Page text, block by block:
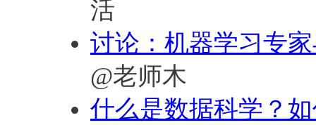
活
讨论：机器学习专
@老师木
什么是数据科学？